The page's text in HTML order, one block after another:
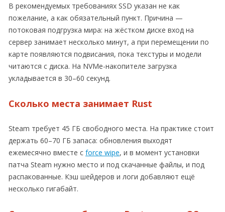
В рекомендуемых требованиях SSD указан не как
пожелание, а как обязательный пункт. Причина —
потоковая подгрузка мира: на жёстком диске вход на
сервер занимает несколько минут, а при перемещении по
карте появляются подвисания, пока текстуры и модели
читаются с диска. На NVMe-накопителе загрузка
укладывается в 30–60 секунд.
Сколько места занимает Rust
Steam требует 45 ГБ свободного места. На практике стоит
держать 60–70 ГБ запаса: обновления выходят
ежемесячно вместе с force wipe, и в момент установки
патча Steam нужно место и под скачанные файлы, и под
распакованные. Кэш шейдеров и логи добавляют ещё
несколько гигабайт.